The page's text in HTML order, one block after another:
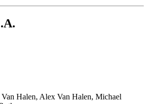
Halen, Alex Van Halen, Michael